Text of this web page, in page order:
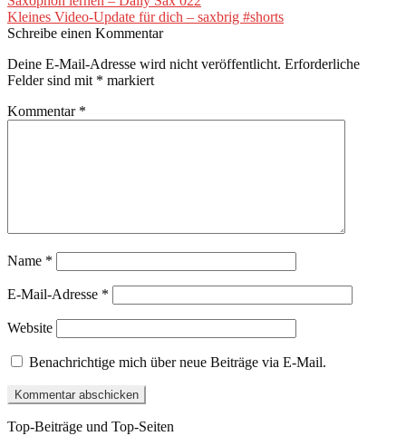
Nächster
Beitrag:
Kleines Video-Update für dich – saxbrig #shorts
Schreibe einen Kommentar
Deine E-Mail-Adresse wird nicht veröffentlicht. Erforderliche
Felder sind mit * markiert
Kommentar *
Name *
E-Mail-Adresse *
Website
Benachrichtige mich über neue Beiträge via E-Mail.
Top-Beiträge und Top-Seiten